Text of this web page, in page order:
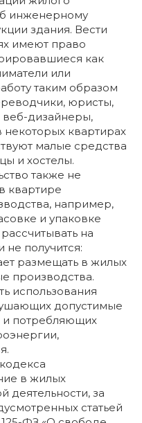
инженерному
здания. Вести
имеют право
как
или
таким образом
юристы,
веб-дизайнеры,
некоторых квартирах
малые средства
и хостелы.
также не
квартире
например,
и упаковке
на
получится:
размещать в жилых
производства.
использования
допустимые
потребляющих
в жилых
деятельности, за
статьей